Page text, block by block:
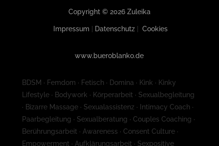
Copyright © 2026 Zuleika
Impressum Datenschutz| Cookies
www.bueroblanko.de
BDSM · Femdom · Fetisch · Domina · Kink · Kinky
Lifestyle · Bodywork · Körperarbeit · Sexualbegleitung
· Bizarre Massage · Sexualassistenz · Intimacy Coach ·
Paarbegleitung · Sexualberatung · Couples Coaching ·
Berührungsarbeit · Awareness · Consent Culture ·
Empowerment · Aufklärungsarbeit · Sexpositive